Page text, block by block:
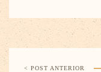
< POST ANTERIOR